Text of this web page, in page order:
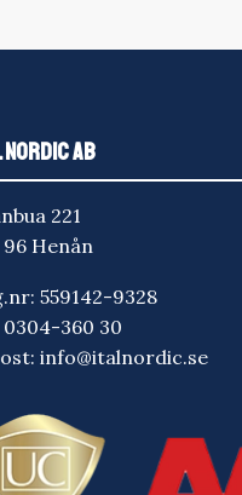
NORDIC AB
221
96 Henån
559142-9328
0304-360 30
info@italnordic.se